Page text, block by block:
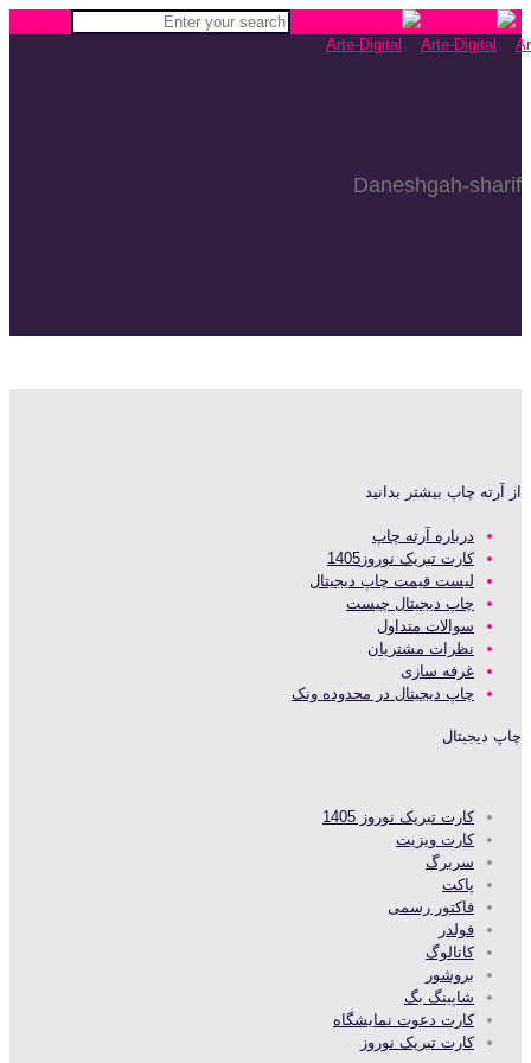
Daneshgah-sharif
از آرته چاپ بیشتر بدانید
درباره آرته چاپ
کارت تبریک نوروز1405
لیست قیمت چاپ دیجیتال
چاپ دیجیتال چیست
سوالات متداول
نظرات مشتریان
غرفه سازی
چاپ دیجیتال در محدوده ونک
چاپ دیجیتال
کارت تبریک نوروز 1405
کارت ویزیت
سربرگ
پاکت
فاکتور رسمی
فولدر
کاتالوگ
بروشور
شاپینگ بگ
کارت دعوت نمایشگاه
کارت تبریک نوروز